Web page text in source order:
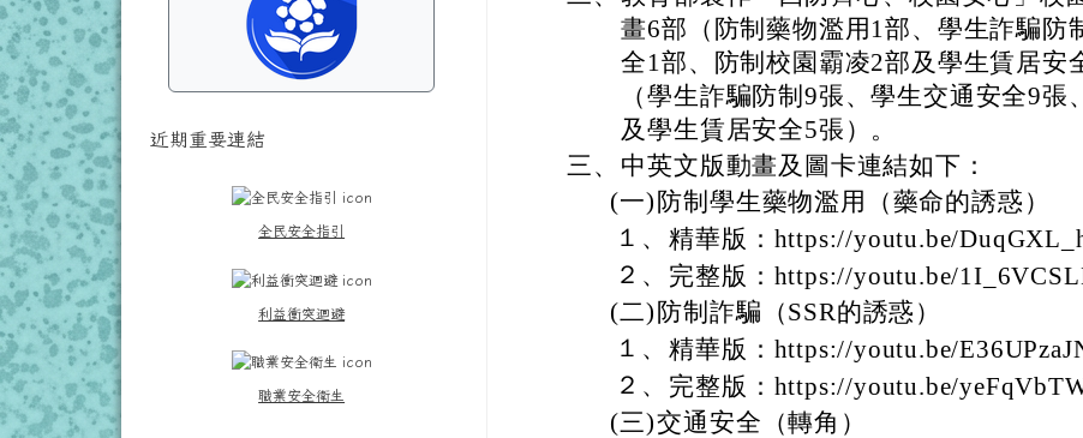
近期重要連結
全民安全指引
利益衝突迴避
職業安全衛生
畫6部（防制藥物濫用1部、學生詐騙防
全1部、防制校園霸凌2部及學生賃居安
（學生詐騙防制9張、學生交通安全9張
及學生賃居安全5張）。
三、
中英文版動畫及圖卡連結如下：
(一) 防制學生藥物濫用（藥命的誘惑）
１、 精華版：https://youtu.be/
２、
完整版：https://youtu.be/
(二) 防制詐騙（SSR的誘惑）
１、 精華版：https://youtu.be/
２、
完整版：https://youtu.be/
(三)交通安全（轉角）